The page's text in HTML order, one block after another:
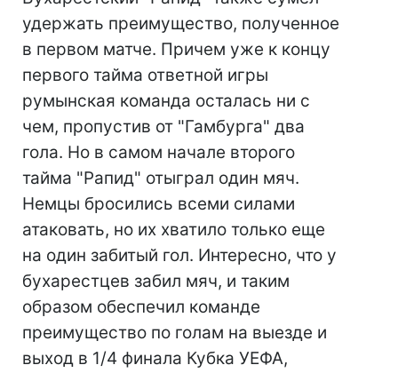
удержать преимущество, полученное
в первом матче. Причем уже к концу
первого тайма ответной игры
румынская команда осталась ни с
чем, пропустив от "Гамбурга" два
гола. Но в самом начале второго
тайма "Рапид" отыграл один мяч.
Немцы бросились всеми силами
атаковать, но их хватило только еще
на один забитый гол. Интересно, что у
бухарестцев забил мяч, и таким
образом обеспечил команде
преимущество по голам на выезде и
выход в 1/4 финала Кубка УЕФА,